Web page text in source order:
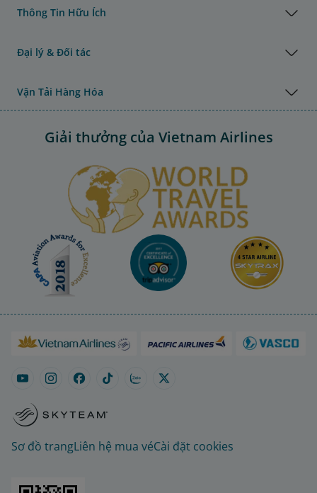
Thông Tin Hữu Ích
Đại lý & Đối tác
Vận Tải Hàng Hóa
Giải thưởng của Vietnam Airlines
Sơ đồ trangLiên hệ mua véCài đặt cookies